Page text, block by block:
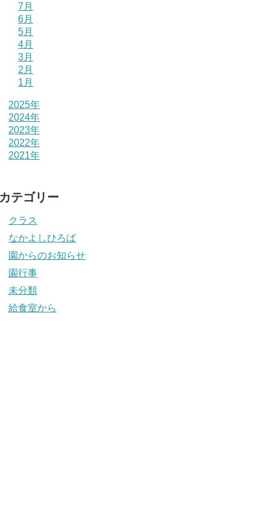
7月
6月
5月
4月
3月
2月
1月
2025年
2024年
2023年
2022年
2021年
カテゴリー
クラス
なかよしひろば
園からのお知らせ
園行事
未分類
給食室から